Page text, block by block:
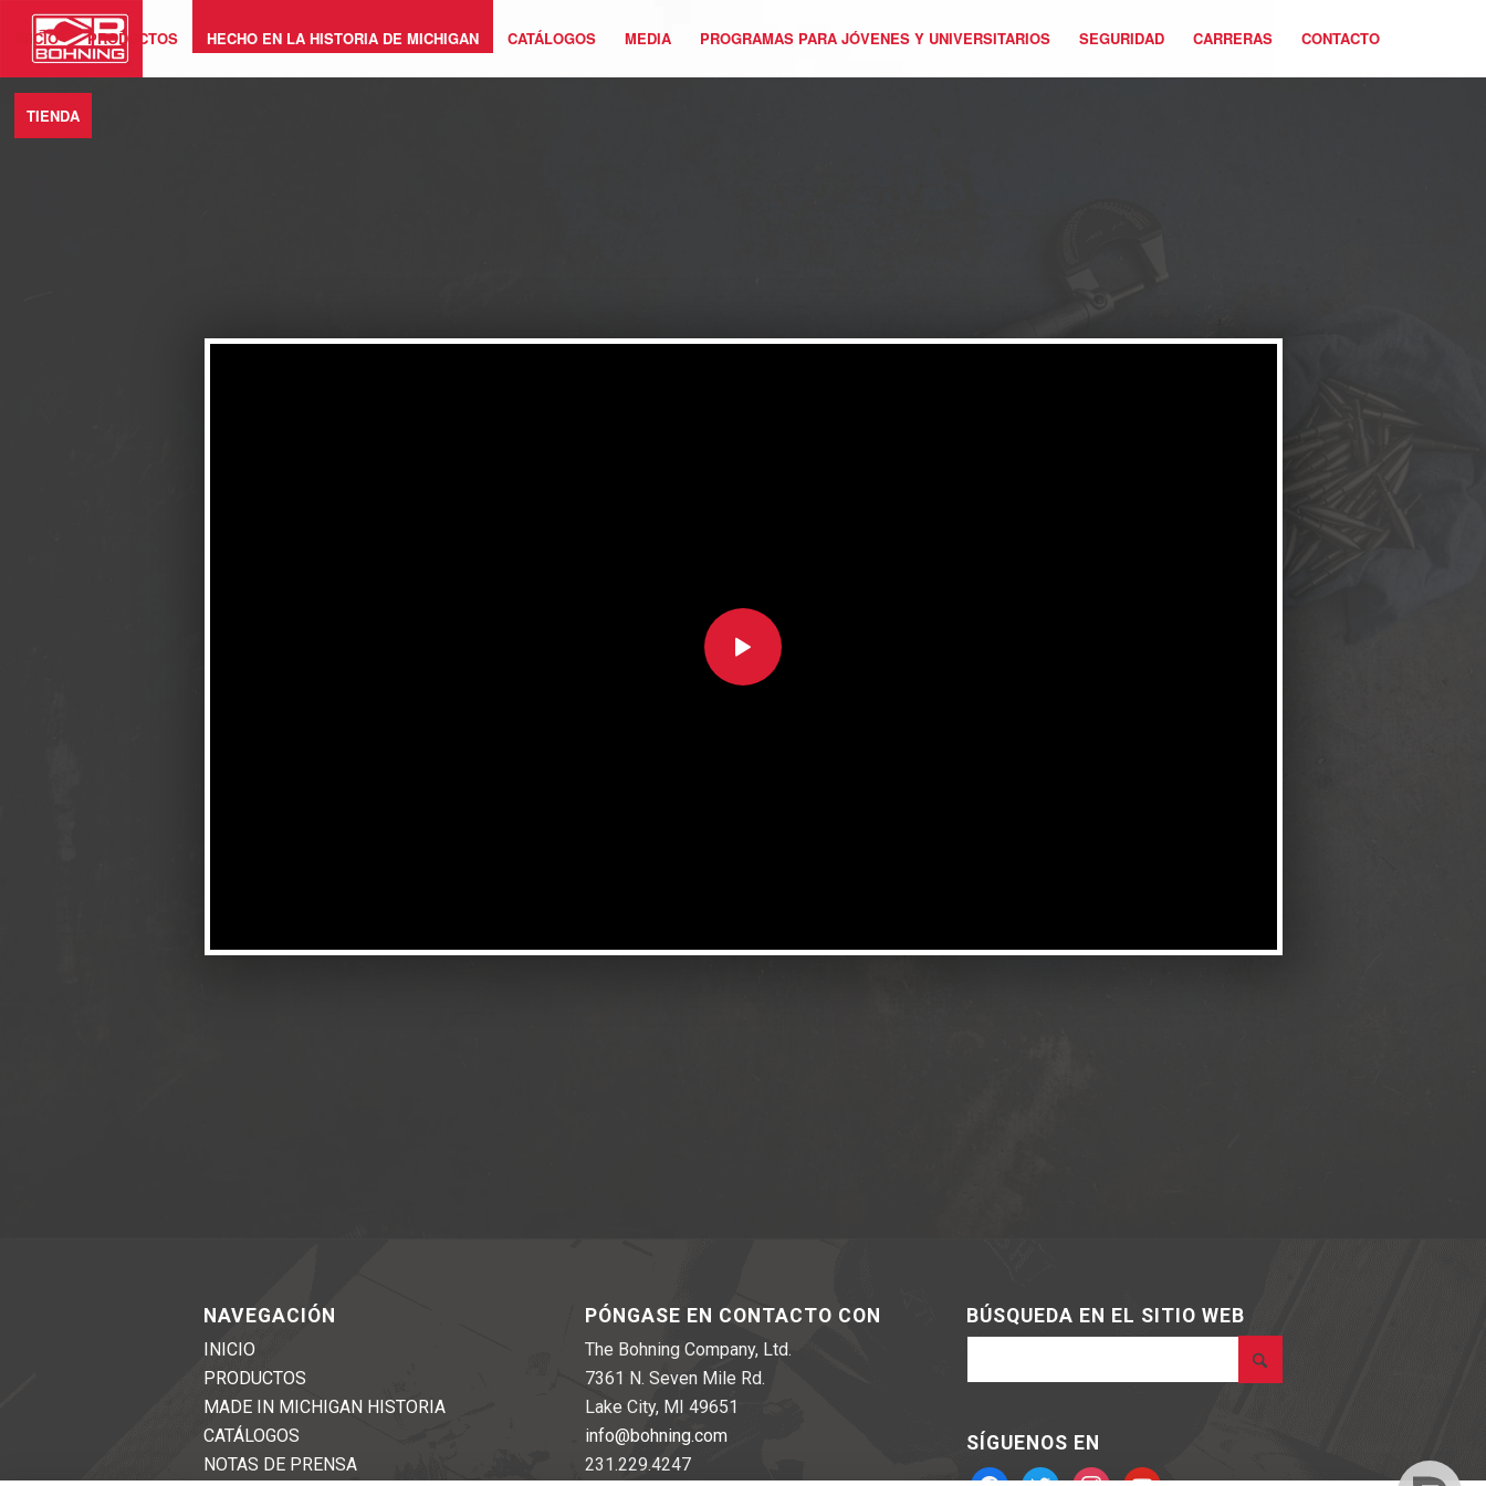
INICIO PRODUCTOS HECHO EN LA HISTORIA DE MICHIGAN CATÁLOGOS MEDIA PROGRAMAS PARA JÓVENES Y UNIVERSITARIOS SEGURIDAD CARRERAS CONTACTO
TIENDA
NAVEGACIÓN
INICIO
PRODUCTOS
MADE IN MICHIGAN HISTORIA
CATÁLOGOS
NOTAS DE PRENSA
PÓNGASE EN CONTACTO CON
The Bohning Company, Ltd.
7361 N. Seven Mile Rd.
Lake City, MI 49651
info@bohning.com
231.229.4247
BÚSQUEDA EN EL SITIO WEB
SÍGUENOS EN
facebooktwitterinstagramyoutube